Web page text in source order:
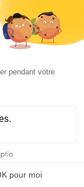
07 68 38 81 93